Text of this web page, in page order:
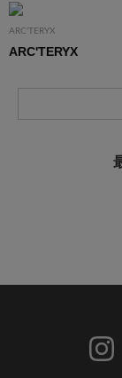
ARC'TERYX
ARC'TERYX